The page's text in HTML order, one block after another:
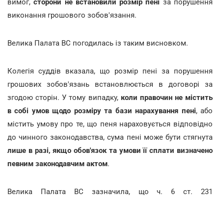
вимог, сторони не встановили розмір пені за порушення
виконання грошового зобов'язання.
Велика Палата ВС погодилась із таким висновком.
Колегія суддів вказала, що розмір пені за порушення
грошових зобов'язань встановлюється в договорі за
згодою сторін. У тому випадку, коли правочин не містить
в собі умов щодо розміру та бази нарахування пені, або
містить умову про те, що пеня нараховується відповідно
до чинного законодавства, сума пені може бути стягнута
лише в разі, якщо обов'язок та умови її сплати визначено
певним законодавчим актом.
Велика Палата ВС зазначила, що ч. 6 ст. 231